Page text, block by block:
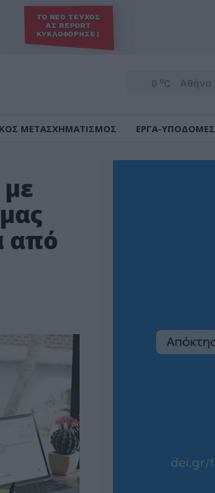
0 oC
ΜΕΤΑΣΧΗΜΑΤΙΣΜΟΣ ΕΡΓΑ-ΥΠΟΔΟΜΕΣ
από